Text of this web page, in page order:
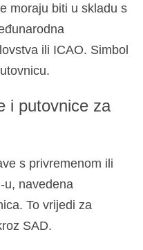
moraju biti u skladu s
ili ICAO. Simbol
i putovnice za
s privremenom ili
u, navedena
To vrijedi za
SAD.